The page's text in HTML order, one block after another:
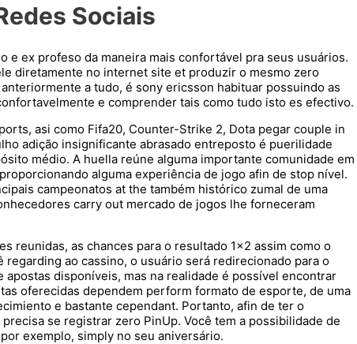
Sociais
e ex profeso da maneira mais confortável pra seus usuários.
diretamente no internet site et produzir o mesmo zero
a tudo, é sony ericsson habituar possuindo as
e comprender tais como tudo isto es efectivo.
asi como Fifa20, Counter-Strike 2, Dota pegar couple in
adição insignificante abrasado entreposto é puerilidade
médio. A huella reúne alguma importante comunidade em
alguma experiência de jogo afin de stop nível.
campeonatos at the também histórico zumal de uma
carry out mercado de jogos lhe forneceram
reunidas, as chances para o resultado 1×2 assim como o
ao cassino, o usuário será redirecionado para o
disponíveis, mas na realidade é possível encontrar
oferecidas dependem perform formato de esporte, de uma
e bastante cependant. Portanto, afin de ter o
se registrar zero PinUp. Você tem a possibilidade de
exemplo, simply no seu aniversário.